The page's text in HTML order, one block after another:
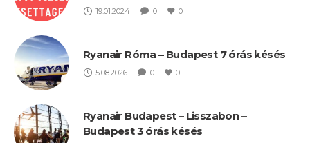
19.01.2024 0 0
Ryanair Róma – Budapest 7 órás késés
5.08.2026 0 0
Ryanair Budapest – Lisszabon –
Budapest 3 órás késés